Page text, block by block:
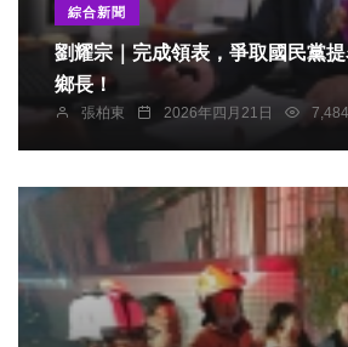
綜合新聞
劉耀宗｜完成領表，爭取國民黨
鄉長！
張柏東 2026年四月21日